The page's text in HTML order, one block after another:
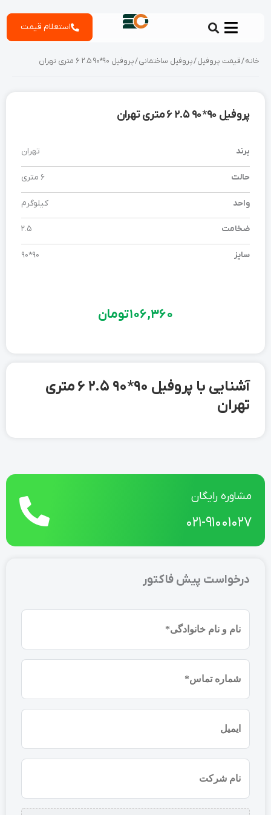
استعلام قیمت
مشاوره رایگان
021-91001027
درخواست پیش فاکتور
نام
(ضروری)
موبایل
(ضروری)
شرکت
خانه/قیمت پروفیل/پروفیل ساختمانی/ پروفیل 90*90 2.5 6 متری تهران
پروفیل 90*90 2.5 6 متری تهران
برند تهران
حالت 6 متری
واحد کیلوگرم
ضخامت 2.5
سایز 90*90
106,360تومان
آشنایی با پروفیل 90*90 2.5 6 متری
تهران